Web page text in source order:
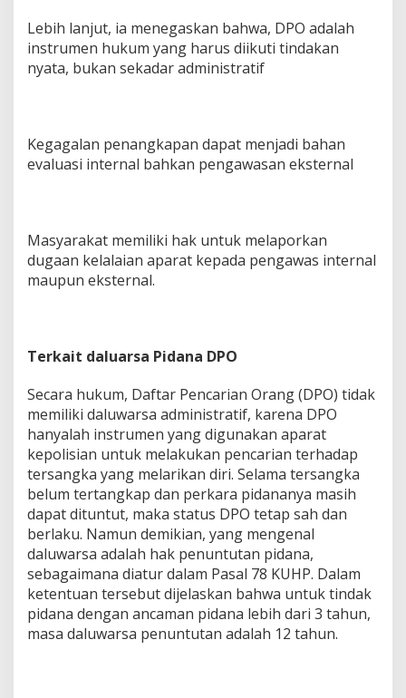
Lebih lanjut, ia menegaskan bahwa, DPO adalah
instrumen hukum yang harus diikuti tindakan
nyata, bukan sekadar administratif
Kegagalan penangkapan dapat menjadi bahan
evaluasi internal bahkan pengawasan eksternal
Masyarakat memiliki hak untuk melaporkan
dugaan kelalaian aparat kepada pengawas internal
maupun eksternal.
Terkait daluarsa Pidana DPO
Secara hukum, Daftar Pencarian Orang (DPO) tidak
memiliki daluwarsa administratif, karena DPO
hanyalah instrumen yang digunakan aparat
kepolisian untuk melakukan pencarian terhadap
tersangka yang melarikan diri. Selama tersangka
belum tertangkap dan perkara pidananya masih
dapat dituntut, maka status DPO tetap sah dan
berlaku. Namun demikian, yang mengenal
daluwarsa adalah hak penuntutan pidana,
sebagaimana diatur dalam Pasal 78 KUHP. Dalam
ketentuan tersebut dijelaskan bahwa untuk tindak
pidana dengan ancaman pidana lebih dari 3 tahun,
masa daluwarsa penuntutan adalah 12 tahun.